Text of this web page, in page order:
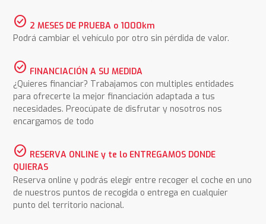
check_circle 2 MESES DE PRUEBA o 1000km
Podrá cambiar el vehículo por otro sin pérdida de valor.
check_circle FINANCIACIÓN A SU MEDIDA
¿Quieres financiar? Trabajamos con multiples entidades
para ofrecerte la mejor financiación adaptada a tus
necesidades. Preocúpate de disfrutar y nosotros nos
encargamos de todo
check_circle RESERVA ONLINE y te lo ENTREGAMOS DONDE
QUIERAS
Reserva online y podrás elegir entre recoger el coche en uno
de nuestros puntos de recogida o entrega en cualquier
punto del territorio nacional.